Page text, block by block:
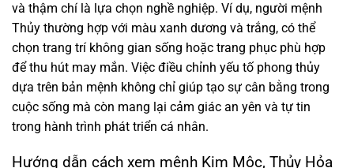
và thậm chí là lựa chọn nghề nghiệp. Ví dụ, người mệnh
Thủy thường hợp với màu xanh dương và trắng, có thể
chọn trang trí không gian sống hoặc trang phục phù hợp
để thu hút may mắn. Việc điều chỉnh yếu tố phong thủy
dựa trên bản mệnh không chỉ giúp tạo sự cân bằng trong
cuộc sống mà còn mang lại cảm giác an yên và tự tin
trong hành trình phát triển cá nhân.
Hướng dẫn cách xem mệnh Kim Mộc, Thủy Hỏa